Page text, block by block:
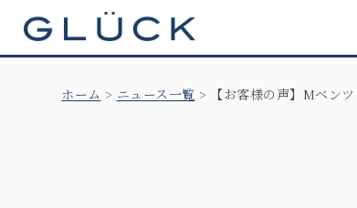
ホーム ニュース一覧 【お客様の声】Mベン